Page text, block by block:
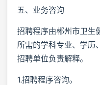
五、业务咨询
招聘程序由郴州市卫生
所需的学科专业、学历
招聘单位负责解释。
1.招聘程序咨询。